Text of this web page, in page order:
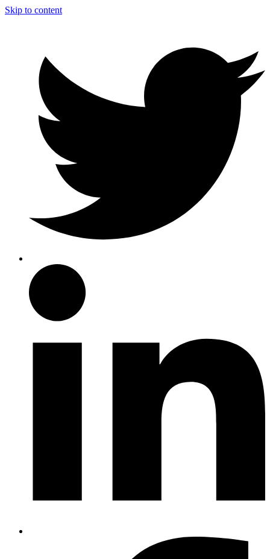
Skip to content